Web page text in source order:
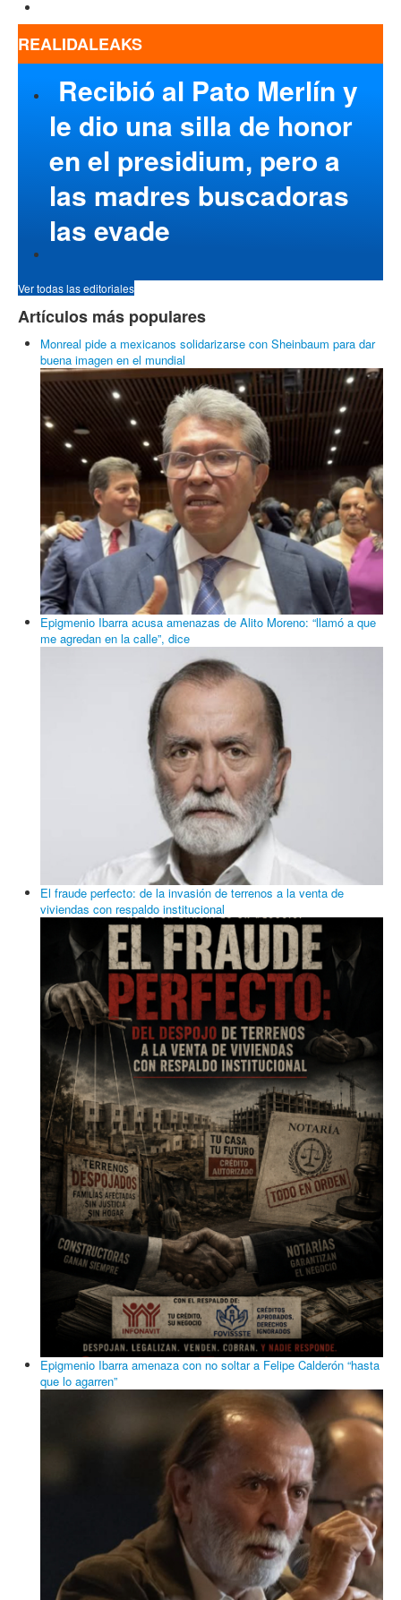
REALIDALEAKS
Recibió al Pato Merlín y
le dio una silla de honor
en el presidium, pero a
las madres buscadoras
las evade
Ver todas las editoriales
Artículos más populares
Monreal pide a mexicanos solidarizarse con Sheinbaum para dar
buena imagen en el mundial
Epigmenio Ibarra acusa amenazas de Alito Moreno: “llamó a que
me agredan en la calle”, dice
El fraude perfecto: de la invasión de terrenos a la venta de
viviendas con respaldo institucional
Epigmenio Ibarra amenaza con no soltar a Felipe Calderón “hasta
que lo agarren”